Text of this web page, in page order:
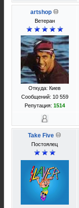
artshop
Ветеран
Откуда: Киев
Сообщений: 10 559
Репутация: 1514
Take Five
Постоялец